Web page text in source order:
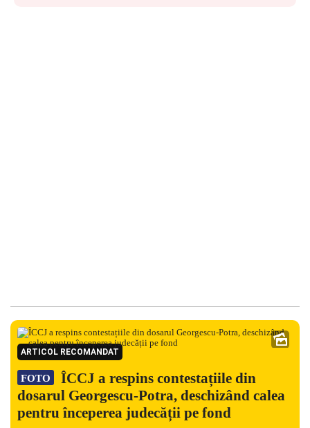
ARTICOL RECOMANDAT
FOTO
ÎCCJ a respins contestațiile din
dosarul Georgescu-Potra, deschizând calea
pentru începerea judecății pe fond